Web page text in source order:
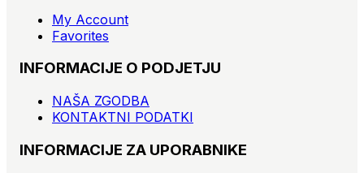
My Account
Favorites
INFORMACIJE O PODJETJU
NAŠA ZGODBA
KONTAKTNI PODATKI
INFORMACIJE ZA UPORABNIKE